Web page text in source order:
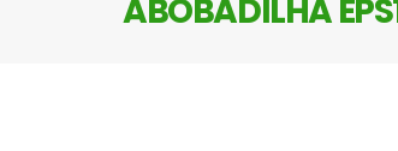
ABOBADILHA